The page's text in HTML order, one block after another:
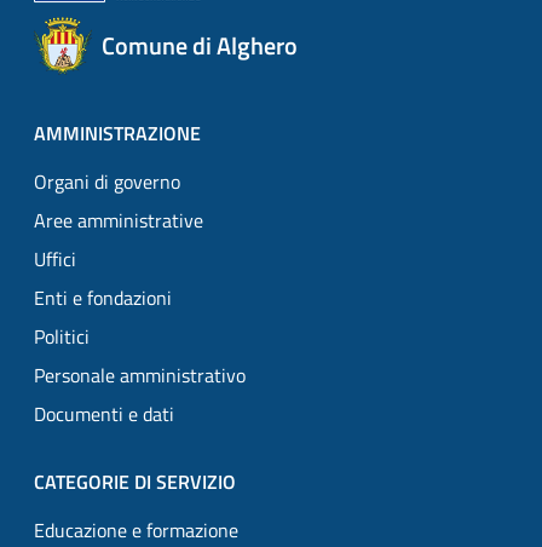
Comune di Alghero
AMMINISTRAZIONE
Organi di governo
Aree amministrative
Uffici
Enti e fondazioni
Politici
Personale amministrativo
Documenti e dati
CATEGORIE DI SERVIZIO
Educazione e formazione